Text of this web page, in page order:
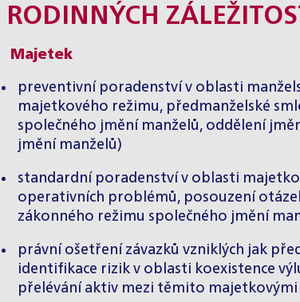
RODINNÝCH
Majetek
preventivní poradenství v oblasti
majetkového režimu, předmanželské
společného jmění manželů, oddělení
jmění manželů)
standardní poradenství v oblasti
operativních problémů, posouzení
zákonného režimu společného jmění
právní ošetření závazků vzniklých jak
identifikace rizik v oblasti koexistence
přelévání aktiv mezi těmito majetkovými